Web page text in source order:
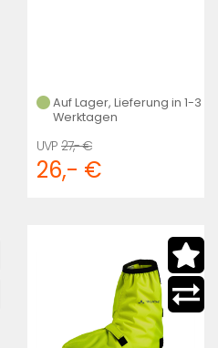
Auf Lager, Lieferung in 1-3
Werktagen
27,- €
26,- €